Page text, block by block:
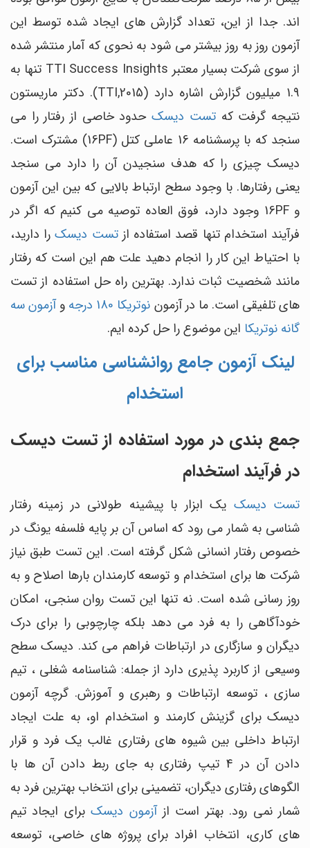
اند. جدا از این، تعداد گزارش های ایجاد شده توسط این
آزمون روز به روز بیشتر می شود به نحوی که آمار منتشر شده
از سوی شرکت بسیار معتبر TTI Success Insights تنها به
1.9 میلیون گزارش اشاره دارد (TTI,2015). دکتر ماریستون
نتیجه گرفت که تست دیسکحدود خاصی از رفتار را می
سنجد که با پرسشنامه 16 عاملی کتل (16PF) مشترک است.
دیسک چیزی را که هدف سنجیدن آن را دارد می سنجد
یعنی رفتارها. با وجود سطح ارتباط بالایی که بین این آزمون
و 16PF وجود دارد، فوق العاده توصیه می کنیم که اگر در
فرآیند استخدام تنها قصد استفاده از تست دیسک را دارید،
با احتیاط این کار را انجام دهید علت هم این است که رفتار
مانند شخصیت ثبات ندارد. بهترین راه حل استفاده از تست
های تلفیقی است. ما در آزمون نوتریکا 180 درجه وآزمون سه
گانه نوتریکا این موضوع را حل کرده ایم.
لینک آزمون جامع روانشناسی مناسب برای
استخدام
جمع بندی در مورد استفاده از تست دیسک
در فرآیند استخدام
تست دیسک یک ابزار با پیشینه طولانی در زمینه رفتار
شناسی به شمار می رود که اساس آن بر پایه فلسفه یونگ در
خصوص رفتار انسانی شکل گرفته است. این تست طبق نیاز
شرکت ها برای استخدام و توسعه کارمندان بارها اصلاح و به
روز رسانی شده است. نه تنها این تست روان سنجی، امکان
خودآگاهی را به فرد می دهد بلکه چارچوبی را برای درک
دیگران و سازگاری در ارتباطات فراهم می کند. دیسک سطح
وسیعی از کاربرد پذیری دارد از جمله: شناسنامه شغلی ، تیم
سازی ، توسعه ارتباطات و رهبری و آموزش. گرچه آزمون
دیسک برای گزینش کارمند و استخدام او، به علت ایجاد
ارتباط داخلی بین شیوه های رفتاری غالب یک فرد و قرار
دادن آن در 4 تیپ رفتاری به جای ربط دادن آن ها با
الگوهای رفتاری دیگران، تضمینی برای انتخاب بهترین فرد به
شمار نمی رود. بهتر است ازآزمون دیسکبرای ایجاد تیم
های کاری، انتخاب افراد برای پروژه های خاصی، توسعه